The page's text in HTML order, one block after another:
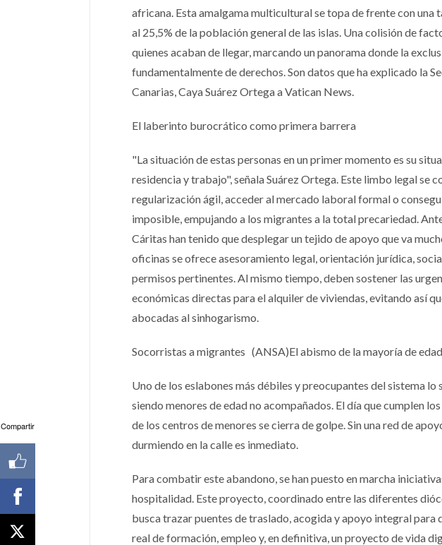
africana. Esta amalgama multicultural se topa de frente con una
al 25,5% de la población general de las islas. Una colisión de
quienes acaban de llegar, marcando un panorama donde la
fundamentalmente de derechos. Son datos que ha explicado la
Canarias, Caya Suárez Ortega a Vatican News.
El laberinto burocrático como primera barrera
"La situación de estas personas en un primer momento es su
residencia y trabajo", señala Suárez Ortega. Este limbo legal se
regularización ágil, acceder al mercado laboral formal o
imposible, empujando a los migrantes a la total precariedad.
Cáritas han tenido que desplegar un tejido de apoyo que va
oficinas se ofrece asesoramiento legal, orientación jurídica,
permisos pertinentes. Al mismo tiempo, deben sostener las
económicas directas para el alquiler de viviendas, evitando así
abocadas al sinhogarismo.
Socorristas a migrantes (ANSA)El abismo de la mayoría de edad
Uno de los eslabones más débiles y preocupantes del sistema
siendo menores de edad no acompañados. El día que cumplen
de los centros de menores se cierra de golpe. Sin una red de
durmiendo en la calle es inmediato.
Para combatir este abandono, se han puesto en marcha
hospitalidad. Este proyecto, coordinado entre las diferentes
busca trazar puentes de traslado, acogida y apoyo integral para
real de formación, empleo y, en definitiva, un proyecto de vida
Compartir